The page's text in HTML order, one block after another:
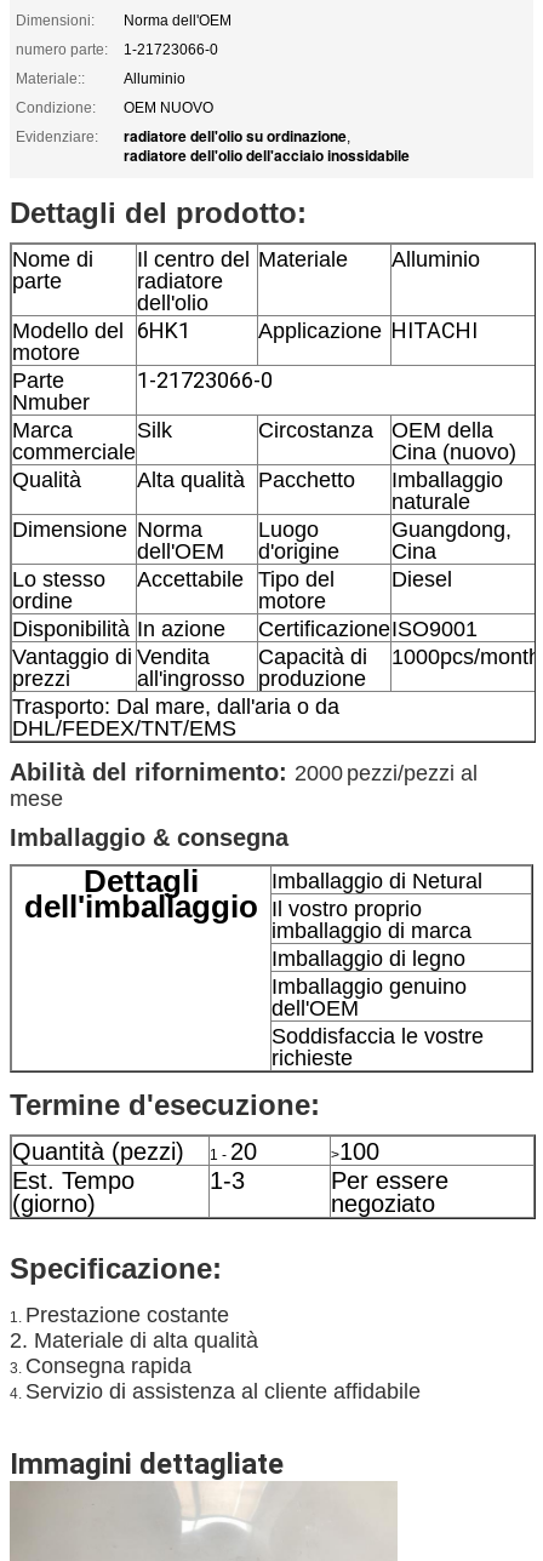
Dimensioni:
Norma dell'OEM
numero parte:
1-21723066-0
Materiale::
Alluminio
Condizione:
OEM NUOVO
Evidenziare:
radiatore dell'olio su ordinazione,
radiatore dell'olio dell'acciaio inossidabile
Dettagli del prodotto:
Nome di
parte
Il centro del
radiatore
dell'olio
Materiale Alluminio
Modello del
motore
6HK1 Applicazione HITACHI
Parte
Nmuber
1-21723066-0
Marca
commerciale
Silk Circostanza
OEM della
Cina (nuovo)
Qualità
Alta qualità Pacchetto
Imballaggio
naturale
Dimensione Norma
dell'OEM
Luogo
d'origine
Guangdong,
Cina
Lo stesso
ordine
Accettabile Tipo del
motore
Diesel
Disponibilità In azione CertificazioneISO9001
Vantaggio di
prezzi
Vendita
all'ingrosso
Capacità di
produzione
1000pcs/month
Trasporto: Dal mare, dall'aria o da
DHL/FEDEX/TNT/EMS
Abilità del rifornimento: 2000 pezzi/pezzi al
mese
Imballaggio & consegna
Dettagli
dell'imballaggio
Imballaggio di Netural
Il vostro proprio
imballaggio di marca
Imballaggio di legno
Imballaggio genuino
dell'OEM
Soddisfaccia le vostre
richieste
Termine d'esecuzione:
Quantità (pezzi) 1 - 20 >100
Est. Tempo
(giorno)
1-3
Per essere
negoziato
Specificazione:
1. Prestazione costante
2. Materiale di alta qualità
3. Consegna rapida
4. Servizio di assistenza al cliente affidabile
Immagini dettagliate